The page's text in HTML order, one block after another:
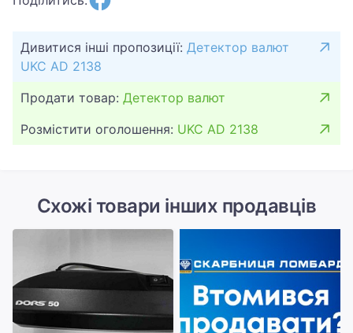
Дивитися інші пропозиції: Детектор валют
UKC AD 2138
Продати товар: Детектор валют
Розмістити оголошення: UKC AD 2138
Схожі товари інших продавців